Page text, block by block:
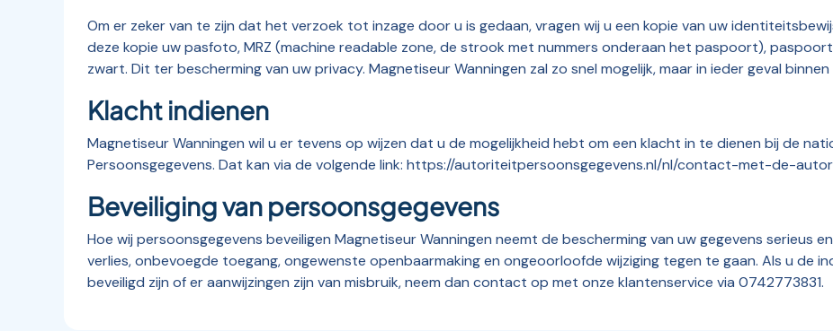
Om er zeker van te zijn dat het verzoek tot inzage door u is gedaan, vragen wij u een kopie van uw
deze kopie uw pasfoto, MRZ (machine readable zone, de strook met nummers onderaan het paspoort),
zwart. Dit ter bescherming van uw privacy. Magnetiseur Wanningen zal zo snel mogelijk, maar in ieder geval
Klacht indienen
Magnetiseur Wanningen wil u er tevens op wijzen dat u de mogelijkheid hebt om een klacht in te dienen bij de
Persoonsgegevens. Dat kan via de volgende link: https://autoriteitpersoonsgegevens.nl/nl/contact-met-de-
Beveiliging van persoonsgegevens
Hoe wij persoonsgegevens beveiligen Magnetiseur Wanningen neemt de bescherming van uw gegevens serieus
verlies, onbevoegde toegang, ongewenste openbaarmaking en ongeoorloofde wijziging tegen te gaan. Als u de
beveiligd zijn of er aanwijzingen zijn van misbruik, neem dan contact op met onze klantenservice via 0742773831.